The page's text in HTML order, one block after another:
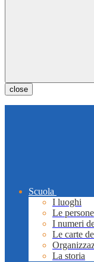
close
Scuola
I luoghi
Le persone
I numeri
Le carte
La storia